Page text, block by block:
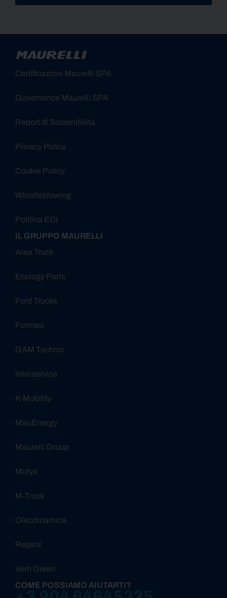
Certificazioni Maurelli SPA
Governance Maurelli SPA
Report di Sostenibilità
Privacy Policy
Cookie Policy
Whistleblowing
Politica EDI
IL GRUPPO MAURELLI
Area Truck
Ecology Parts
Ford Trucks
Formau
GAM Technic
Interservice
K-Mobility
MauEnergy
Maurelli Group
Motyx
M-Truck
Oleodinamica
Repsol
Vem Green
COME POSSIAMO AIUTARTI?